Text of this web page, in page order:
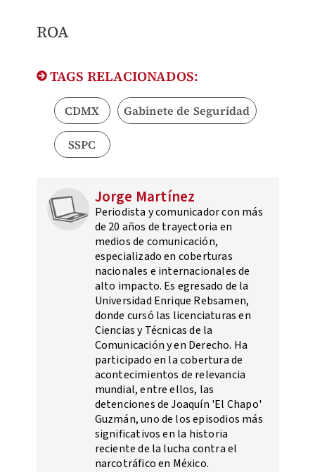
ROA
TAGS RELACIONADOS:
CDMX Gabinete de Seguridad
SSPC
Jorge Martínez
Periodista y comunicador con más
de 20 años de trayectoria en
medios de comunicación,
especializado en coberturas
nacionales e internacionales de
alto impacto. Es egresado de la
Universidad Enrique Rebsamen,
donde cursó las licenciaturas en
Ciencias y Técnicas de la
Comunicación y en Derecho. Ha
participado en la cobertura de
acontecimientos de relevancia
mundial, entre ellos, las
detenciones de Joaquín 'El Chapo'
Guzmán, uno de los episodios más
significativos en la historia
reciente de la lucha contra el
narcotráfico en México.